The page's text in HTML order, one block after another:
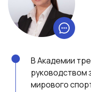
В Академии
руководством
мирового